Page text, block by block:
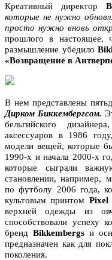
Креативный директор
которые не нужно
просто нужно вновь
прошлого в
размышление убедило
«Возвращение в
В нем представлены
Дирком Биккембергсом.
бельгийского
аксессуаров в 1986
модели вещей, которые
1990-х и начала 2000-х
которые сыграли
становлении, например,
по футболу 2006 года,
культовым принтом Pixel
верхней одежды из
способствовали успеху
бренд Bikkembergs и
предназначен как для
поколения.